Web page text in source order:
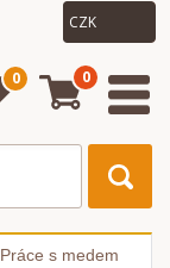
0 0
Práce s medem